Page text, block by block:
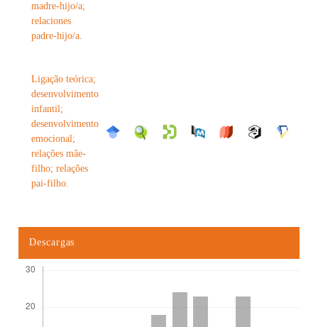
madre-hijo/a;
relaciones
padre-hijo/a.
Ligação teórica;
desenvolvimento
infantil;
desenvolvimento
emocional;
relações mãe-
filho; relações
pai-filho.
Descargas